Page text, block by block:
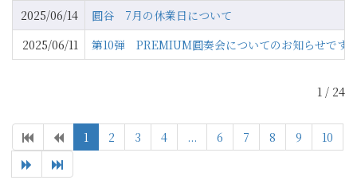
2025/06/14
圓谷 7月の休業日について
2025/06/11
第10弾 PREMIUM圓奏会についてのお知らせです
1 / 24
1 2 3 4 ... 6 7 8 9 10